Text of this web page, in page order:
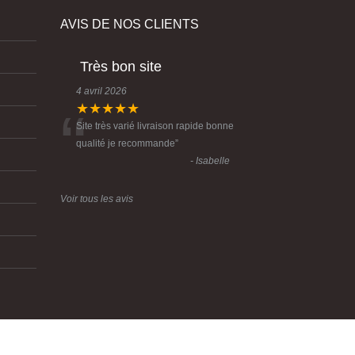
4 avril 2026
★★★★★
“Site très varié livraison rapide bonne